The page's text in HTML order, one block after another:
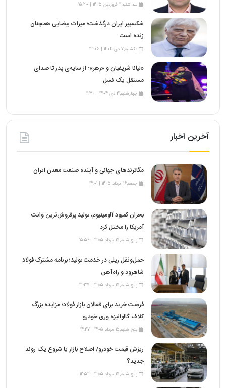
سه شنبه,11 فروردین 1405 | 15:20
شکسپیر ایران درگذشت؛ میراث بیضایی همچنان
زنده است
یکشنبه,7 دی 1404 | 13:06
«لیانا شریفیان و «زهر»: از سایه‌ی پدر تا صدای
مستقل یک نسل
چهارشنبه,3 دی 1404 | 11:30
آخرین اخبار
مگاترندهای جهانی و آینده صنعت معدن ایران
جمعه,16 مرداد 1405 | 14:01
بحران کمبود آلومینیوم، تولید پرفروش‌ترین وانت
آمریکا را مختل کرد
پنج شنبه,15 مرداد 1405 | 15:56
حمل‌ونقل ریلی در خدمت تولید؛ برنامه مشترک فولاد
شاهرود و راه‌آهن
پنج شنبه,15 مرداد 1405 | 14:35
فرصت خرید برای فعالان بازار فولاد؛ مزایده بزرگ
کلاف گالوانیزه ورق خودرو
پنج شنبه,15 مرداد 1405 | 14:27
ریزش قیمت خودرو/ اصلاح بازار یا شروع یک روند
جدید؟
پنج شنبه,15 مرداد 1405 | 12:54